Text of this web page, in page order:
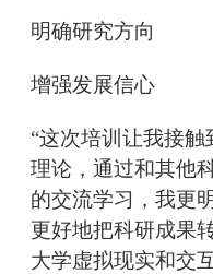
明确研究方向
增强发展信心
“这次培训让我接
理论，通过和其他
的交流学习，我更
更好地把科研成果
大学虚拟现实和交